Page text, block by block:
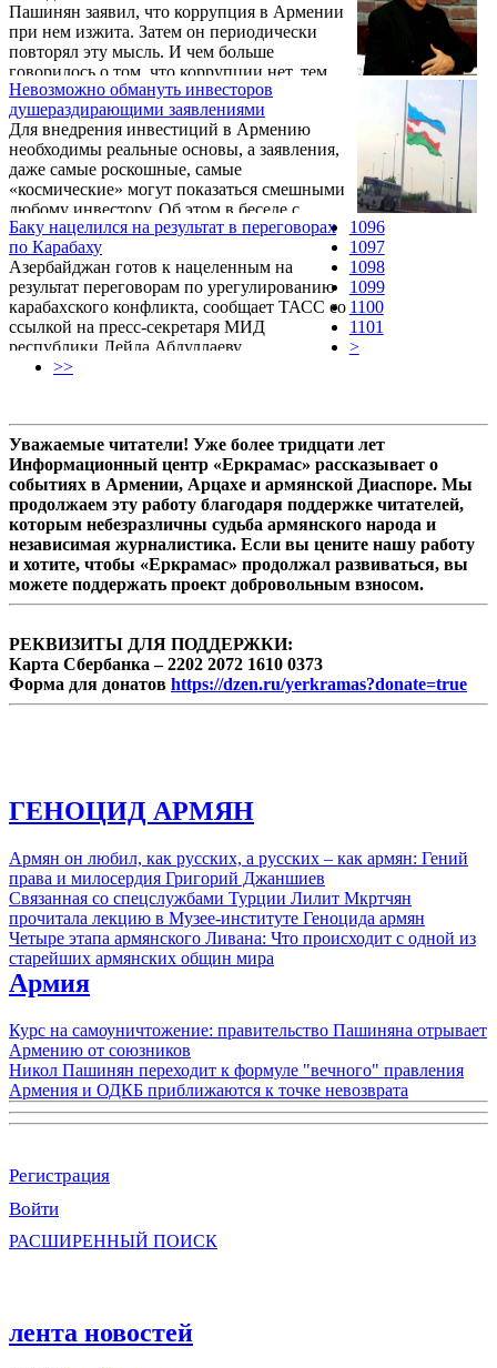
посредниками последнем заявлении в
следующей редакции: «Сопредседатели…
выразили поддержку готовности премьер-
министра Армении Никола Пашиняна и
президента Азербайджана Ильхама Алиева
встретиться на высшем уровне».
Пашинян заявил, что коррупция в Армении
при нем изжита. Затем он периодически
повторял эту мысль. И чем больше
говорилось о том, что коррупции нет, тем
чаще в содержащих коррупционные риски
историях оказывались он сам, его родные,
близкие и «революционные» друзья.
Невозможно обмануть инвесторов
душераздирающими заявлениями
Для внедрения инвестиций в Армению
необходимы реальные основы, а заявления,
даже самые роскошные, самые
«космические» могут показаться смешными
любому инвестору. Об этом в беседе с
Новости Армении-NEWS.am заявил экс-
депутат Национального собрания Армении,
экономист Вардан Бостанджян.
Баку нацелился на результат в переговорах
по Карабаху
Азербайджан готов к нацеленным на
результат переговорам по урегулированию
карабахского конфликта, сообщает ТАСС со
ссылкой на пресс-секретаря МИД
республики Лейла Абдуллаеву.
1096
1097
1098
1099
1100
1101
>
>>
Уважаемые читатели! Уже более тридцати лет
Информационный центр «Еркрамас» рассказывает о
событиях в Армении, Арцахе и армянской Диаспоре. Мы
продолжаем эту работу благодаря поддержке читателей,
которым небезразличны судьба армянского народа и
независимая журналистика. Если вы цените нашу работу
и хотите, чтобы «Еркрамас» продолжал развиваться, вы
можете поддержать проект добровольным взносом.
РЕКВИЗИТЫ ДЛЯ ПОДДЕРЖКИ:
Карта Сбербанка – 2202 2072 1610 0373
Форма для донатов https://dzen.ru/yerkramas?donate=true
ГЕНОЦИД АРМЯН
Армян он любил, как русских, а русских – как армян: Гений
права и милосердия Григорий Джаншиев
Связанная со спецслужбами Турции Лилит Мкртчян
прочитала лекцию в Музее-институте Геноцида армян
Четыре этапа армянского Ливана: Что происходит с одной из
старейших армянских общин мира
Армия
Курс на самоуничтожение: правительство Пашиняна отрывает
Армению от союзников
Никол Пашинян переходит к формуле "вечного" правления
Армения и ОДКБ приближаются к точке невозврата
Регистрация
Войти
РАСШИРЕННЫЙ ПОИСК
лента новостей